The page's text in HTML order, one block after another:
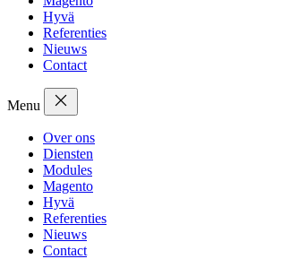
Hyvä
Referenties
Nieuws
Contact
Menu
Over ons
Diensten
Modules
Magento
Hyvä
Referenties
Nieuws
Contact